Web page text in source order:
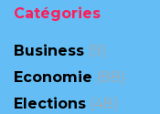
Catégories
Business (9)
Economie (88)
Elections (48)